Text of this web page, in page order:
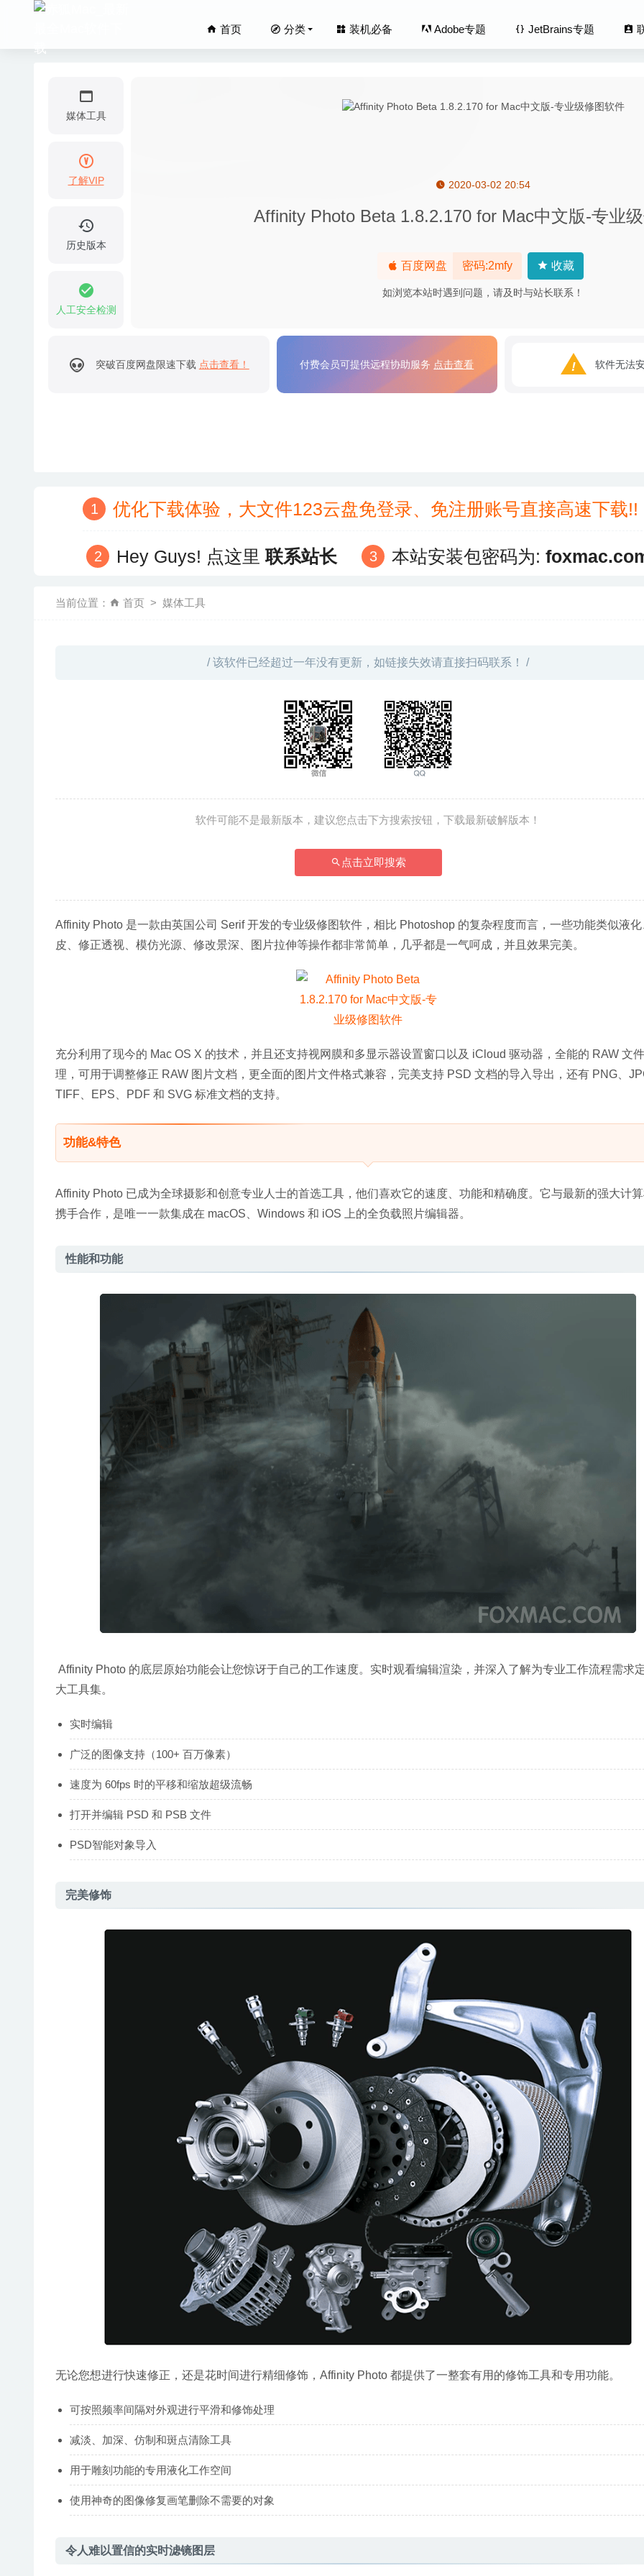
首页 分类 装机必备 Adobe专题 JetBrains专题
媒体工具
了解VIP
历史版本
人工安全检测
2020-03-02 20:54
Affinity Photo Beta 1.8.2.170 for Mac中文版-专业
百度网盘 密码:2mfy 收藏
如浏览本站时遇到问题，请及时与站长联系！
突破百度网盘限速下载 点击查看！ 付费会员可提供远程协助服务 点击查看 软件无法
优化下载体验，大文件123云盘免登录、免注册账号直接高速下
Hey Guys! 点这里联系站长 本站安装包密码为:
当前位置： 首页 媒体工具
/ 该软件已经超过一年没有更新，如链接失效请直接扫码联系！ /
软件可能不是最新版本，建议您点击下方搜索按钮，下载最新破解版本！
点击立即搜索
Affinity Photo 是一款由英国公司 Serif 开发的专业级修图软件，相比 Photoshop 的复杂程度而言，一些功能类似液
皮、修正透视、模仿光源、修改景深、图片拉伸等操作都非常简单，几乎都是一气呵成，并且效果完美。
充分利用了现今的 Mac OS X 的技术，并且还支持视网膜和多显示器设置窗口以及 iCloud 驱动器，全能的 RAW 文
理，可用于调整修正 RAW 图片文档，更全面的图片文件格式兼容，完美支持 PSD 文档的导入导出，还有 PNG、
TIFF、EPS、PDF 和 SVG 标准文档的支持。
功能&特色
Affinity Photo 已成为全球摄影和创意专业人士的首选工具，他们喜欢它的速度、功能和精确度。它与最新的强大计
携手合作，是唯一一款集成在 macOS、Windows 和 iOS 上的全负载照片编辑器。
性能和功能
大工具集。
实时编辑
广泛的图像支持（100+ 百万像素）
速度为 60fps 时的平移和缩放超级流畅
打开并编辑 PSD 和 PSB 文件
PSD智能对象导入
完美修饰
无论您想进行快速修正，还是花时间进行精细修饰，Affinity Photo 都提供了一整套有用的修饰工具和专用功能。
可按照频率间隔对外观进行平滑和修饰处理
减淡、加深、仿制和斑点清除工具
用于雕刻功能的专用液化工作空间
使用神奇的图像修复画笔删除不需要的对象
令人难以置信的实时滤镜图层
FSNotes 4.0.25 for Mac中文版-轻量级笔记软件 2020-03-08
ScreenFlow 10.5.2-非常优秀的屏幕录像软件 2026-02-23
Celemony Melodyne Studio 5.0.0.048 – 革命性意义的优秀音频编辑软件